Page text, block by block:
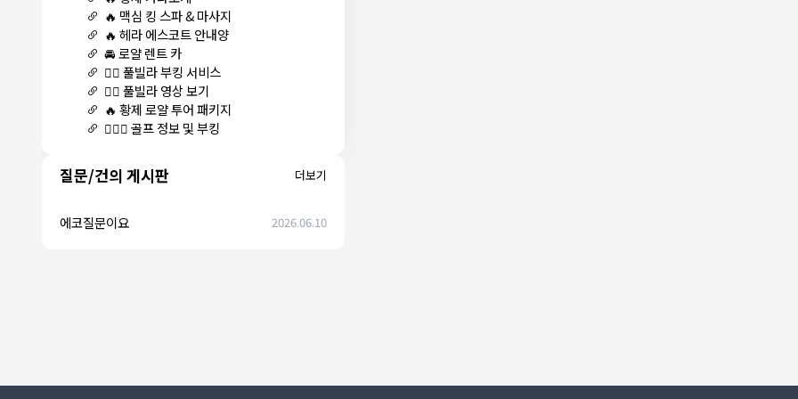
🔥 맥심 킹 스파 & 마사지
🔥 헤라 에스코트 안내양
🚘 로얄 렌트 카
🏊‍♀️ 풀빌라 부킹 서비스
🏊‍♀️ 풀빌라 영상 보기
🔥 황제 로얄 투어 패키지
🏌🏻‍♂️ 골프 정보 및 부킹
질문/건의 게시판 더보기
에코질문이요 2026.06.10